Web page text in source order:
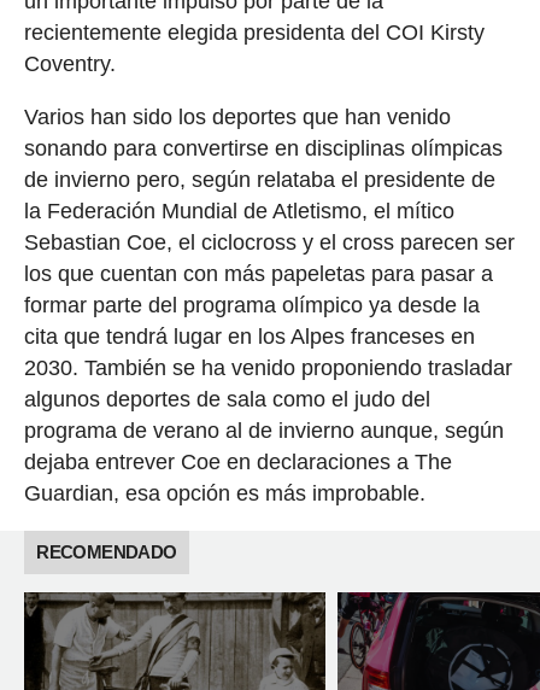
recientemente elegida presidenta del COI Kirsty
Coventry.
Varios han sido los deportes que han venido
sonando para convertirse en disciplinas olímpicas
de invierno pero, según relataba el presidente de
la Federación Mundial de Atletismo, el mítico
Sebastian Coe, el ciclocross y el cross parecen ser
los que cuentan con más papeletas para pasar a
formar parte del programa olímpico ya desde la
cita que tendrá lugar en los Alpes franceses en
2030. También se ha venido proponiendo trasladar
algunos deportes de sala como el judo del
programa de verano al de invierno aunque, según
dejaba entrever Coe en declaraciones a The
Guardian, esa opción es más improbable.
RECOMENDADO